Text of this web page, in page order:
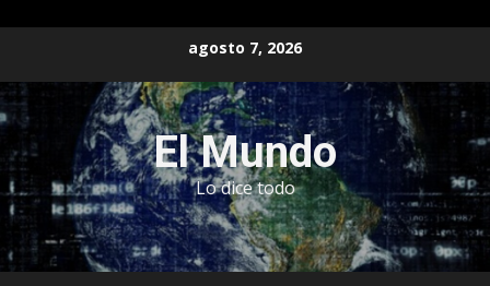
contenido
agosto 7, 2026
El Mundo
Lo dice todo